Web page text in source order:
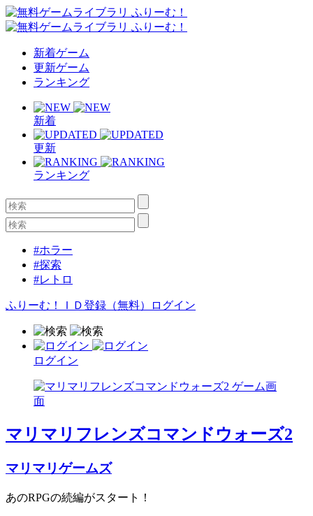
新着ゲーム
更新ゲーム
ランキング
新着
更新
ランキング
#ホラー
#探索
#レトロ
ふりーむ！ＩＤ登録（無料） ログイン
ログイン
マリマリフレンズコマンドウォーズ2
マリマリゲームズ
あのRPGの続編がスタート！